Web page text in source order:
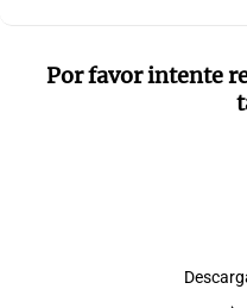
Por favor intente